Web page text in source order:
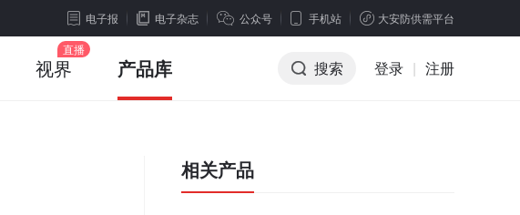
电子报 电子杂志 公众号 手机站 大安防供需平台
视界 产品库 搜索 登录 | 注册
相关产品